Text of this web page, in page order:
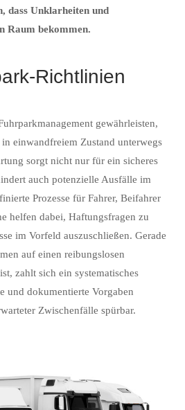
dass Unklarheiten und
Raum bekommen.
Richtlinien
gewährleisten,
in einwandfreiem Zustand unterwegs
sorgt nicht nur für ein sicheres
auch potenzielle Ausfälle im
Prozesse für Fahrer, Beifahrer
helfen dabei, Haftungsfragen zu
im Vorfeld auszuschließen. Gerade
auf einen reibungslosen
zahlt sich ein systematisches
und dokumentierte Vorgaben
Zwischenfälle spürbar.